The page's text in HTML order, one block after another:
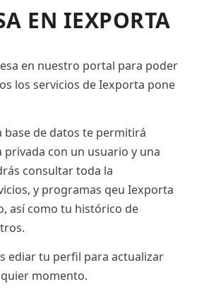
EN IEXPORTA
en nuestro portal para poder
los servicios de Iexporta pone
base de datos te permitirá
privada con un usuario y una
consultar toda la
y programas qeu Iexporta
así como tu histórico de
ediar tu perfil para actualizar
momento.